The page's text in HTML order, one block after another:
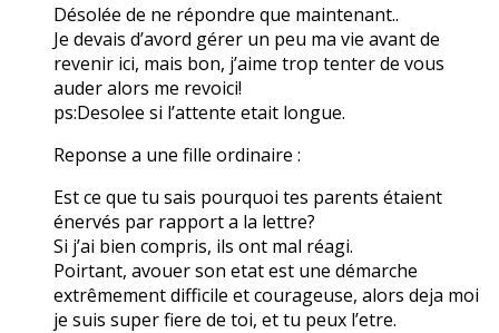
Désolée de ne répondre que maintenant..
Je devais d’avord gérer un peu ma vie avant de
revenir ici, mais bon, j’aime trop tenter de vous
auder alors me revoici!
ps:Desolee si l’attente etait longue.
Reponse a une fille ordinaire :
Est ce que tu sais pourquoi tes parents étaient
énervés par rapport a la lettre?
Si j’ai bien compris, ils ont mal réagi.
Poirtant, avouer son etat est une démarche
extrêmement difficile et courageuse, alors deja moi
je suis super fiere de toi, et tu peux l’etre.